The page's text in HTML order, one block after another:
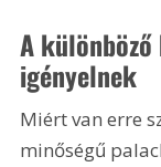
A
igényelnek
Miért van erre
minőségű